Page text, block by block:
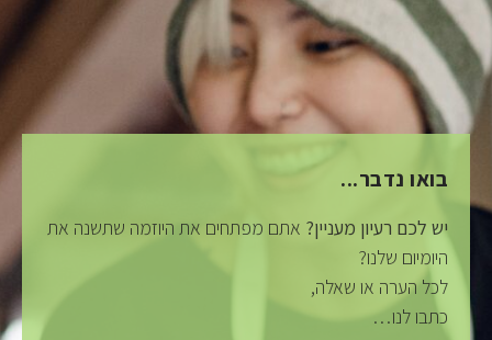
בואו נדבר...
יש לכם רעיון מעניין? אתם מפתחים את היוזמה שתשנה את
היומיום שלנו?
לכל הערה או שאלה,
כתבו לנו…